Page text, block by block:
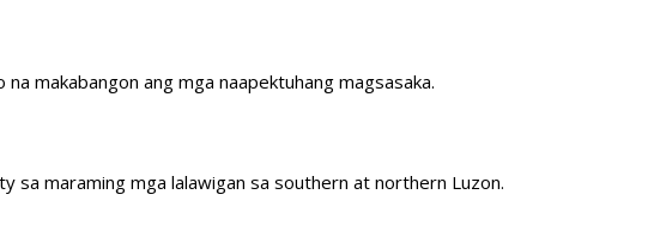
makabangon ang mga naapektuhang magsasaka.
sa maraming mga lalawigan sa southern at northern Luzon.